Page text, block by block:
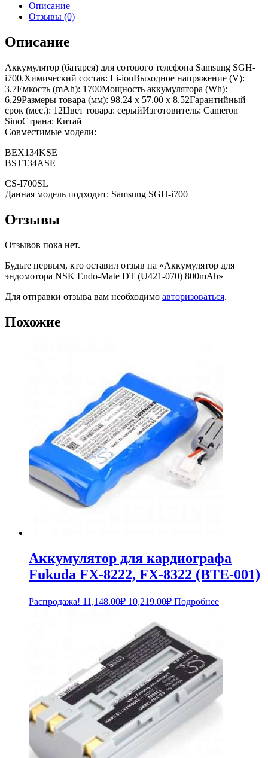
Описание
Отзывы (0)
Описание
Аккумулятор (батарея) для сотового телефона Samsung SGH-
i700.Химический состав: Li-ionВыходное напряжение (V):
3.7Емкость (mAh): 1700Мощность аккумулятора (Wh):
6.29Размеры товара (мм): 98.24 x 57.00 x 8.52Гарантийный
срок (мес.): 12Цвет товара: серыйИзготовитель: Cameron
SinoСтрана: Китай
Совместимые модели:
BEX134KSE
BST134ASE
CS-I700SL
Данная модель подходит: Samsung SGH-i700
Отзывы
Отзывов пока нет.
Будьте первым, кто оставил отзыв на «Аккумулятор для
эндомотора NSK Endo-Mate DT (U421-070) 800mAh»
Для отправки отзыва вам необходимо авторизоваться.
Похожие
Аккумулятор для кардиографа
Fukuda FX-8222, FX-8322 (BTE-001)
Распродажа! 11,148.00₽ Первоначальная
составляла
11,148.00₽.
10,219.00₽Текущая
цена:
Подробнее